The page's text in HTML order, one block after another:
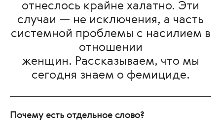
отнеслось крайне халатно. Эти
случаи — не исключения, а часть
системной проблемы с насилием в
отношении
женщин. Рассказываем, что мы
сегодня знаем о фемициде.
Почему есть отдельное слово?